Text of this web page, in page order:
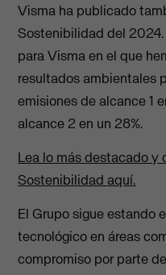
Visma ha publicado
Sostenibilidad del
para Visma en el que
resultados ambientales
emisiones de alcance 1
alcance 2 en un 28%.
Lea lo más destacado y
Sostenibilidad aquí.
El Grupo sigue estando
tecnológico en áreas
compromiso por parte